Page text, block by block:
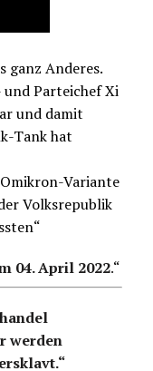
ganz Anderes.
Parteichef Xi
und damit
Tank hat
Variante
Volksrepublik
04. April 2022.“
werden